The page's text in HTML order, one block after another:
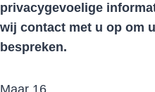
privacygevoelige
wij contact met u op om
bespreken.
Maar 16